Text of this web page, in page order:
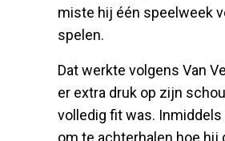
miste hij één speelweek
spelen.
Dat werkte volgens Van
er extra druk op zijn
volledig fit was.